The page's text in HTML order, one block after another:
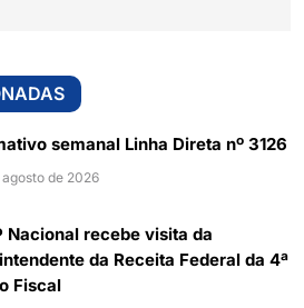
semanal Linha Direta nº 3126
agosto de 2026
Nacional recebe visita da
da Receita Federal da 4ª
Fiscal